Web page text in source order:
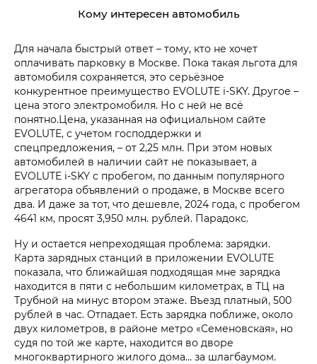
Кому интересен автомобиль
Для начала быстрый ответ – тому, кто не хочет
оплачивать парковку в Москве. Пока такая льгота для
автомобиля сохраняется, это серьёзное
конкурентное преимущество EVOLUTE i‑SKY. Другое –
цена этого электромобиля. Но с ней не всё
понятно.Цена, указанная на официальном сайте
EVOLUTE, с учетом господдержки и
спецпредложения, – от 2,25 млн. При этом новых
автомобилей в наличии сайт не показывает, а
EVOLUTE i‑SKY с пробегом, по данным популярного
агрегатора объявлений о продаже, в Москве всего
два. И даже за тот, что дешевле, 2024 года, с пробегом
4641 км, просят 3,950 млн. рублей. Парадокс.
Ну и остается непреходящая проблема: зарядки.
Карта зарядных станций в приложении EVOLUTE
показала, что ближайшая подходящая мне зарядка
находится в пяти с небольшим километрах, в ТЦ на
Трубной на минус втором этаже. Въезд платный, 500
рублей в час. Отпадает. Есть зарядка поближе, около
двух километров, в районе метро «Семеновская», но
судя по той же карте, находится во дворе
многоквартирного жилого дома… за шлагбаумом.